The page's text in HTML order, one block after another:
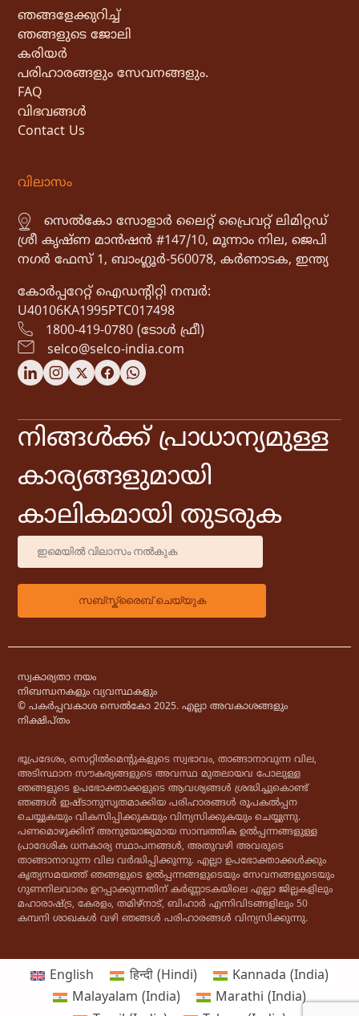
ഞങ്ങളേക്കുറിച്ച്
ഞങ്ങളുടെ ജോലി
കരിയർ
പരിഹാരങ്ങളും സേവനങ്ങളും.
FAQ
വിഭവങ്ങൾ
Contact Us
വിലാസം
സെൽകോ സോളാർ ലൈറ്റ് പ്രൈവറ്റ് ലിമിറ്റഡ്
ശ്രീ കൃഷ്ണ മാൻഷൻ #147/10, മൂന്നാം നില, ജെപി
നഗർ ഫേസ് 1, ബാംഗ്ലൂർ-560078, കർണാടക, ഇന്ത്യ
കോർപ്പറേറ്റ് ഐഡൻ്റിറ്റി നമ്പർ:
U40106KA1995PTC017498
1800-419-0780 (ടോൾ ഫ്രീ)
selco@selco-india.com
നിങ്ങൾക്ക് പ്രാധാന്യമുള്ള
കാര്യങ്ങളുമായി
കാലികമായി തുടരുക
സ്വകാര്യതാ നയം
നിബന്ധനകളും വ്യവസ്ഥകളും
© പകർപ്പവകാശ സെൽകോ 2025. എല്ലാ അവകാശങ്ങളും
നിക്ഷിപ്തം
ഭൂപ്രദേശം, സെറ്റിൽമെൻ്റുകളുടെ സ്വഭാവം, താങ്ങാനാവുന്ന വില,
അടിസ്ഥാന സൗകര്യങ്ങളുടെ അവസ്ഥ മുതലായവ പോലുള്ള
ഞങ്ങളുടെ ഉപഭോക്താക്കളുടെ ആവശ്യങ്ങൾ ശ്രദ്ധിച്ചുകൊണ്ട്
ഞങ്ങൾ ഇഷ്ടാനുസൃതമാക്കിയ പരിഹാരങ്ങൾ രൂപകൽപ്പന
ചെയ്യുകയും വികസിപ്പിക്കുകയും വിന്യസിക്കുകയും ചെയ്യുന്നു.
പണമൊഴുക്കിന് അനുയോജ്യമായ സാമ്പത്തിക ഉൽപ്പന്നങ്ങളുള്ള
പ്രാദേശിക ധനകാര്യ സ്ഥാപനങ്ങൾ, അതുവഴി അവരുടെ
താങ്ങാനാവുന്ന വില വർദ്ധിപ്പിക്കുന്നു. എല്ലാ ഉപഭോക്താക്കൾക്കും
കൃത്യസമയത്ത് ഞങ്ങളുടെ ഉൽപ്പന്നങ്ങളുടെയും സേവനങ്ങളുടെയും
ഗുണനിലവാരം ഉറപ്പാക്കുന്നതിന് കർണ്ണാടകയിലെ എല്ലാ ജില്ലകളിലും
മഹാരാഷ്ട്ര, കേരളം, തമിഴ്‌നാട്, ബിഹാർ എന്നിവിടങ്ങളിലും 50
കമ്പനി ശാഖകൾ വഴി ഞങ്ങൾ പരിഹാരങ്ങൾ വിന്യസിക്കുന്നു.
English हिन्दी(Hindi)
Kannada (India)
Malayalam (India)
Marathi (India)